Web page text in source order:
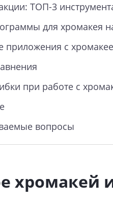
ТОП-3
для хромакея
приложения с
при работе с
вопросы
хромакей